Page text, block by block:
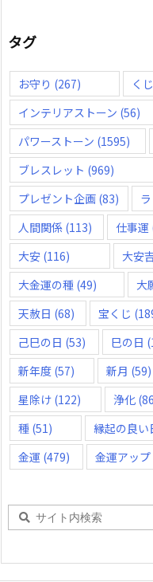
タグ
お守り (267) く
インテリアストーン (56)
パワーストーン (1595)
ブレスレット (969)
プレゼント企画 (83)
人間関係 (113) 仕事運
大安 (116) 大安
大金運の種 (49) 大
天赦日 (68) 宝くじ
己巳の日 (53) 巳の日
新年度 (57) 新月 (59)
星除け (122) 浄化
種 (51) 縁起の良い
金運 (479) 金運アップ